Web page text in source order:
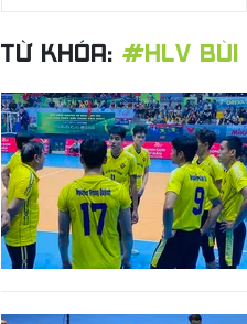
TỪ KHÓA: #HLV BÙI